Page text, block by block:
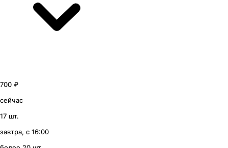
700 ₽
сейчас
17 шт.
завтра, с 16:00